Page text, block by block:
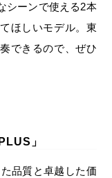
シーンで使える2本
ほしいモデル。東
できるので、ぜひ
」
品質と卓越した価